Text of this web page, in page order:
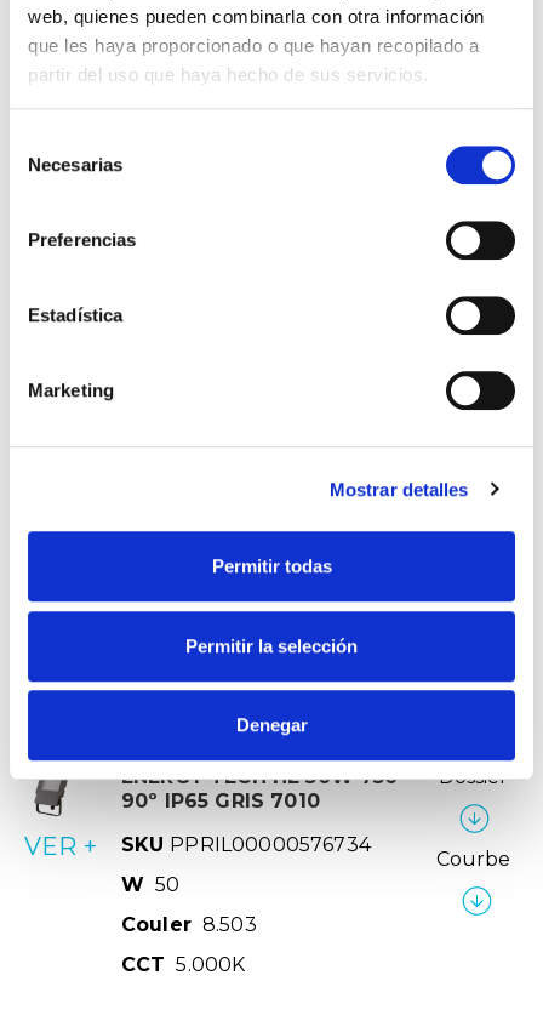
web, quienes pueden combinarla con otra información
que les haya proporcionado o que hayan recopilado a
partir del uso que haya hecho de sus servicios.
Necesarias
Preferencias
Estadística
Marketing
Mostrar detalles
Permitir todas
Permitir la selección
Denegar
CCT 5.000K
ENERGY TECH HE 160W
730 90º IP65 GRIS 7010
W
CCT
Courbe
730 90º IP65 GRIS 7010
Couler 34.017
Dossier
Courbe
VER +
ENERGY TECH HE 33W 750
90º IP65 GRIS 7010
SKU PPRIL00000576710
Couler 5.134
5.000K
Dossier
VER +
ENERGY TECH HE 50W 750
90º IP65 GRIS 7010
SKU PPRIL00000576734
W 50
Couler 8.503
CCT 5.000K
Dossier
Courbe